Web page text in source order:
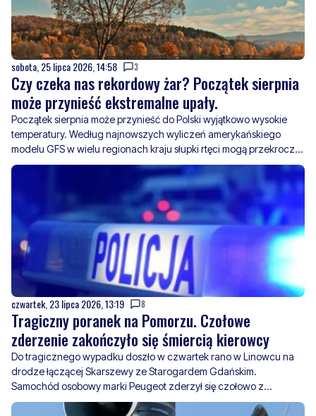
sobota, 25 lipca 2026, 14:58 3
Czy czeka nas rekordowy żar? Początek sierpnia
może przynieść ekstremalne upały.
Początek sierpnia może przynieść do Polski wyjątkowo wysokie
temperatury. Według najnowszych wyliczeń amerykańskiego
modelu GFS w wielu regionach kraju słupki rtęci mogą przekroczyć
35 stopni Celsjusza, a lokalnie zbliżyć się nawet do 40–41 stopni.
czwartek, 23 lipca 2026, 13:19 8
Tragiczny poranek na Pomorzu. Czołowe
zderzenie zakończyło się śmiercią kierowcy
Do tragicznego wypadku doszło w czwartek rano w Linowcu na
drodze łączącej Skarszewy ze Starogardem Gdańskim.
Samochód osobowy marki Peugeot zderzył się czołowo z
samochodem ciężarowym.